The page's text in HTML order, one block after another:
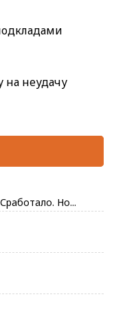
на неудачу
Но...